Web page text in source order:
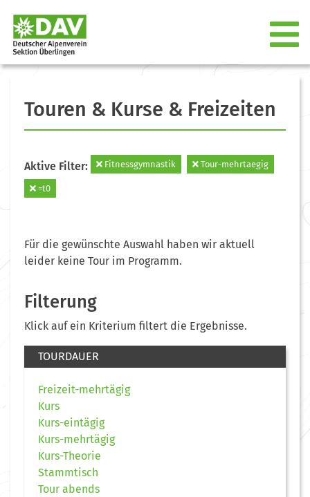
Touren & Kurse & Freizeiten
Aktive Filter: Fitnessgymnastik Tour-mehrtaegig
=t0
Für die gewünschte Auswahl haben wir aktuell
leider keine Tour im Programm.
Filterung
Klick auf ein Kriterium filtert die Ergebnisse.
TOURDAUER
Freizeit-mehrtägig
Kurs
Kurs-eintägig
Kurs-mehrtägig
Kurs-Theorie
Stammtisch
Tour abends